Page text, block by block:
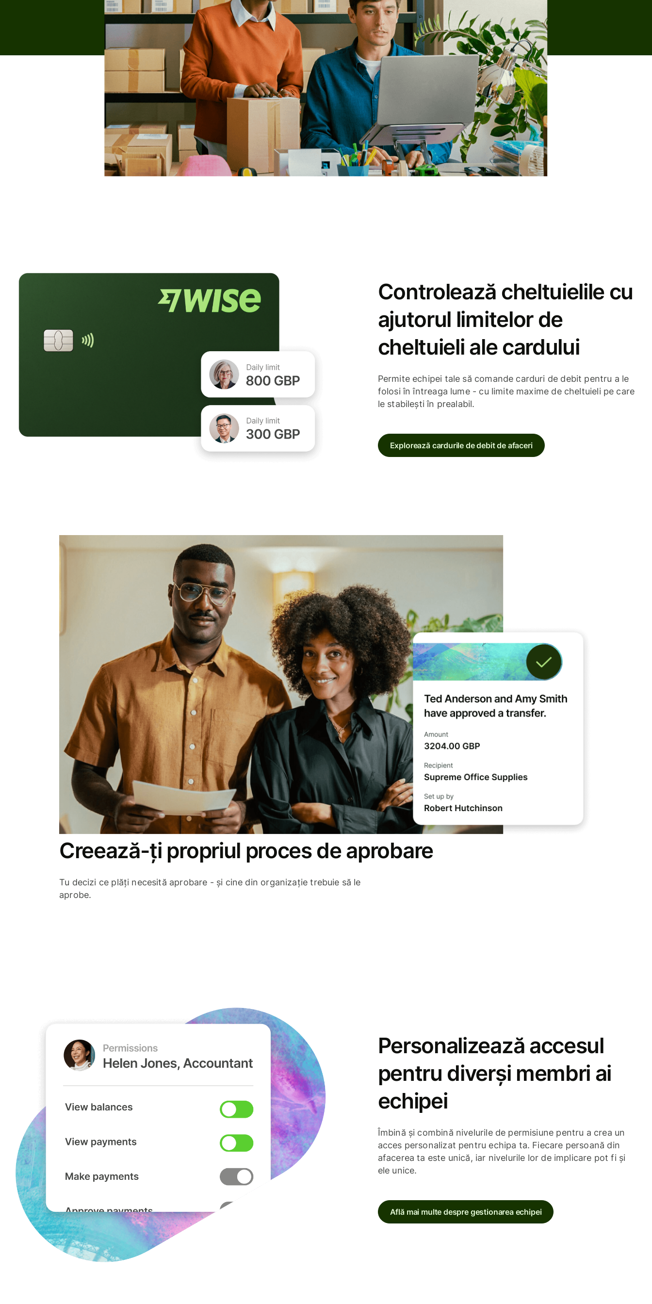
Controlează cheltuielile cu
ajutorul limitelor de
cheltuieli ale cardului
Permite echipei tale să comande carduri de debit pentru a le
folosi în întreaga lume - cu limite maxime de cheltuieli pe care
le stabilești în prealabil.
Explorează cardurile de debit de afaceri
Creează-ți propriul proces de aprobare
Tu decizi ce plăți necesită aprobare - și cine din organizație trebuie să le
aprobe.
Personalizează accesul
pentru diverși membri ai
echipei
Îmbină și combină nivelurile de permisiune pentru a crea un
acces personalizat pentru echipa ta. Fiecare persoană din
afacerea ta este unică, iar nivelurile lor de implicare pot fi și
ele unice.
Află mai multe despre gestionarea echipei